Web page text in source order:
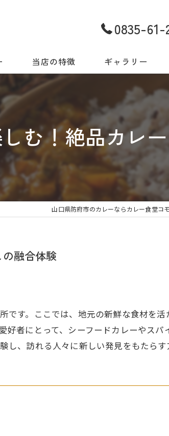
0835-61-
当店の特徴
世界の味をご自宅でも
今日だから出会える一皿
地元食材と世界の料理
店内・ギャラリー
ギャラリー
む！絶品カレ
山口県防府市のカレーならカレー食堂コ
融合体験
です。ここでは、地元の新鮮な食材を
者にとって、シーフードカレーやス
、訪れる人々に新しい発見をもたらす